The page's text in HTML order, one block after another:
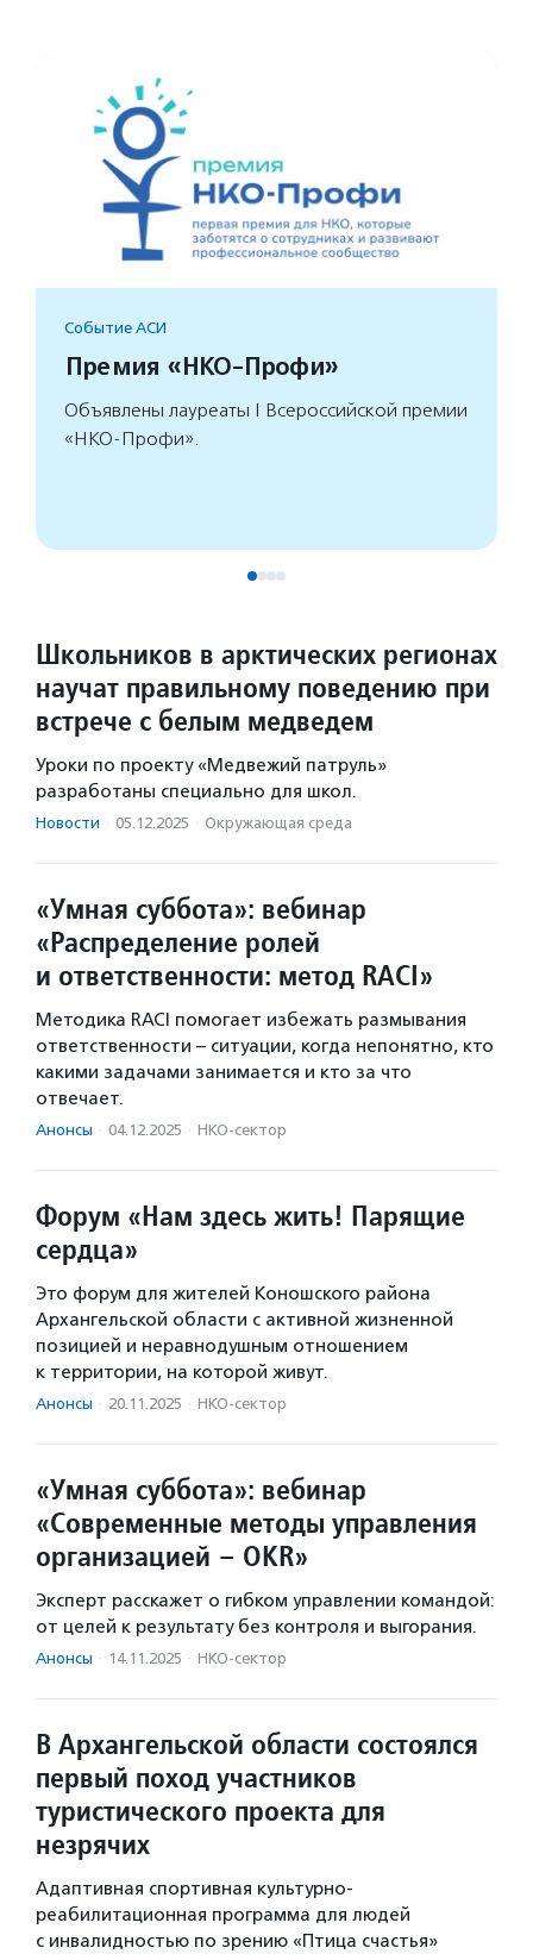
Событие АСИ
Премия «НКО-Профи»
Объявлены лауреаты I Всероссийской премии
«НКО-Профи».
Школьников в арктических регионах
научат правильному поведению при
встрече с белым медведем
Уроки по проекту «Медвежий патруль»
разработаны специально для школ.
Новости · 05.12.2025 · Окружающая среда
«Умная суббота»: вебинар
«Распределение ролей
и ответственности: метод RACI»
Методика RACI помогает избежать размывания
ответственности – ситуации, когда непонятно, кто
какими задачами занимается и кто за что
отвечает.
Анонсы · 04.12.2025 · НКО-сектор
Форум «Нам здесь жить! Парящие
сердца»
Это форум для жителей Коношского района
Архангельской области с активной жизненной
позицией и неравнодушным отношением
к территории, на которой живут.
Анонсы · 20.11.2025 · НКО-сектор
«Умная суббота»: вебинар
«Современные методы управления
организацией – OKR»
Эксперт расскажет о гибком управлении командой:
от целей к результату без контроля и выгорания.
Анонсы · 14.11.2025 · НКО-сектор
В Архангельской области состоялся
первый поход участников
туристического проекта для
незрячих
Адаптивная спортивная культурно-
реабилитационная программа для людей
с инвалидностью по зрению «Птица счастья»